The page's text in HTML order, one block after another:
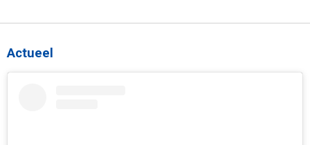
Actueel